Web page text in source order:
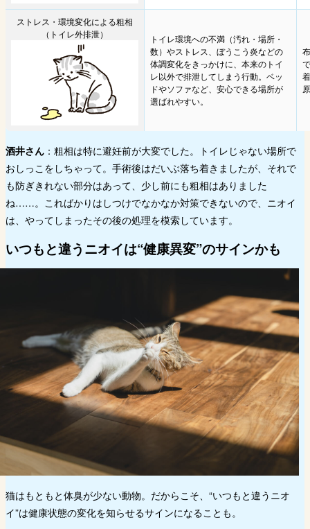
ストレス・環境変化による粗相
（トイレ外排泄）
トイレ環境への不満（汚れ・場所・
数）やストレス、ぼうこう炎などの
体調変化をきっかけに、本来のトイ
レ以外で排泄してしまう行動。ベッ
ドやソファなど、安心できる場所が
選ばれやすい。
酒井さん ：粗相は特に避妊前が大変でした。トイレじゃない場所で
おしっこをしちゃって。手術後はだいぶ落ち着きましたが、それで
も防ぎきれない部分はあって、少し前にも粗相はありました
ね……。こればかりはしつけでなかなか対策できないので、ニオイ
は、やってしまったその後の処理を模索しています。
いつもと違うニオイは“健康異変”のサインかも
猫はもともと体臭が少ない動物。だからこそ、“いつもと違うニオ
イ”は健康状態の変化を知らせるサインになることも。